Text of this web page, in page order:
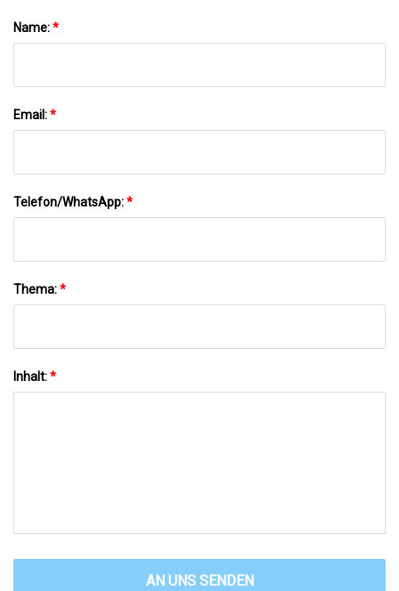
Name:*
Email:*
Telefon/WhatsApp:*
Thema:*
Inhalt:*
AN UNS SENDEN